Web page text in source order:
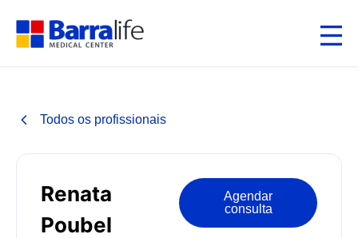
Todos os profissionais
Renata
Poubel
Agendar
consulta